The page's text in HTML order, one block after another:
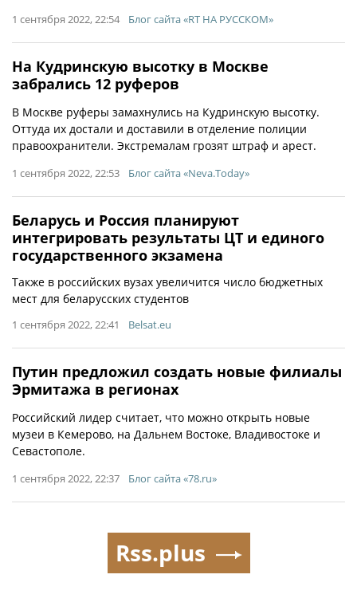
1 сентября 2022, 22:54 Блог сайта «RT НА РУССКОМ»
На Кудринскую высотку в Москве
забрались 12 руферов
В Москве руферы замахнулись на Кудринскую высотку.
Оттуда их достали и доставили в отделение полиции
правоохранители. Экстремалам грозят штраф и арест.
1 сентября 2022, 22:53 Блог сайта «Neva.Today»
Беларусь и Россия планируют
интегрировать результаты ЦТ и единого
государственного экзамена
Также в российских вузах увеличится число бюджетных
мест для беларусских студентов
1 сентября 2022, 22:41 Belsat.eu
Путин предложил создать новые филиалы
Эрмитажа в регионах
Российский лидер считает, что можно открыть новые
музеи в Кемерово, на Дальнем Востоке, Владивостоке и
Севастополе.
1 сентября 2022, 22:37 Блог сайта «78.ru»
Rss.plus